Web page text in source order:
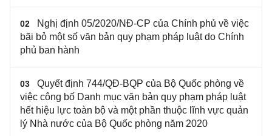
02
Nghị định 05/2020/NĐ-CP của Chính phủ về việc
bãi bỏ một số văn bản quy phạm pháp luật do Chính
phủ ban hành
03
Quyết định 744/QĐ-BQP của Bộ Quốc phòng về
việc công bố Danh mục văn bản quy phạm pháp luật
hết hiệu lực toàn bộ và một phần thuộc lĩnh vực quản
lý Nhà nước của Bộ Quốc phòng năm 2020